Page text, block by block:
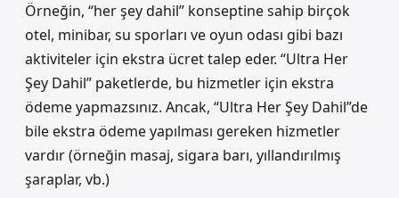
Örneğin, “her şey dahil” konseptine sahip birçok
otel, minibar, su sporları ve oyun odası gibi bazı
aktiviteler için ekstra ücret talep eder. “Ultra Her
Şey Dahil” paketlerde, bu hizmetler için ekstra
ödeme yapmazsınız. Ancak, “Ultra Her Şey Dahil”de
bile ekstra ödeme yapılması gereken hizmetler
vardır (örneğin masaj, sigara barı, yıllandırılmış
şaraplar, vb.)